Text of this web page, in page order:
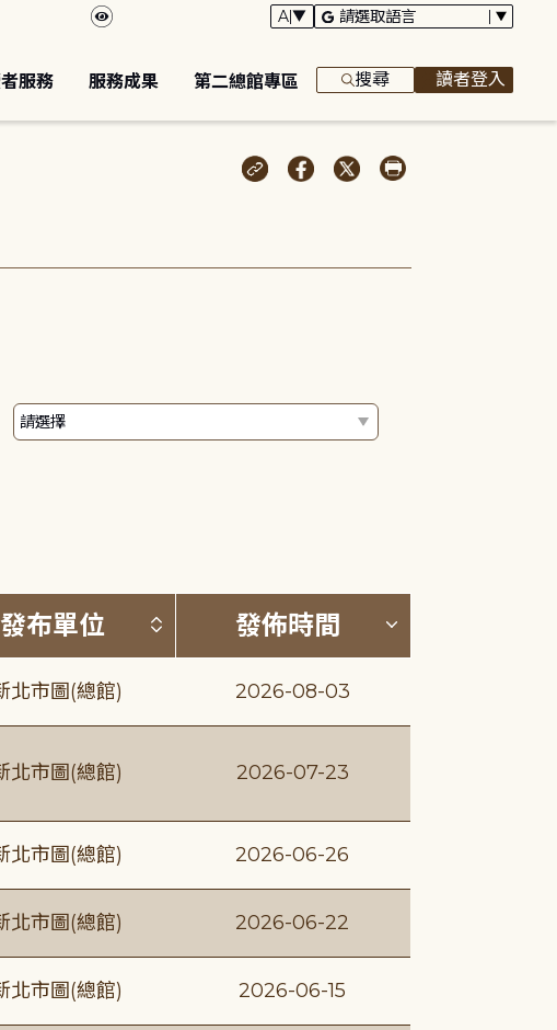
服務 服務成果 第二總館專區 搜尋 讀者登入
序 (升降冪)
發布單位 按發布單位排序 (升降冪)
發佈時間 按發佈時間
北市圖(總館) 2026-08-03
北市圖(總館) 2026-07-23
北市圖(總館) 2026-06-26
北市圖(總館) 2026-06-22
北市圖(總館) 2026-06-15